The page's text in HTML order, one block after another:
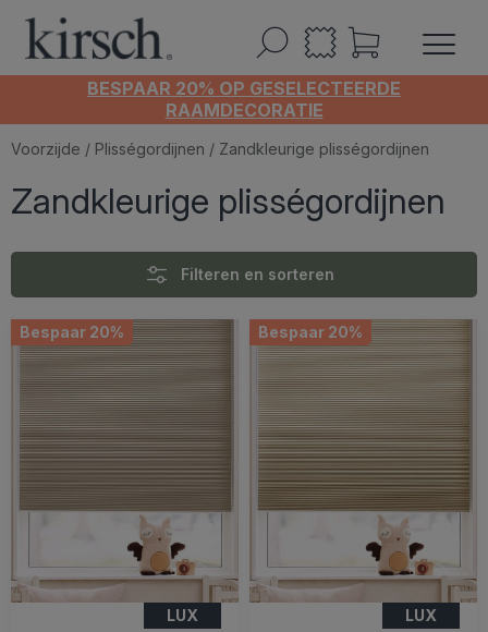
BESPAAR 20% OP GESELECTEERDE
RAAMDECORATIE
Voorzijde / Plisségordijnen / Zandkleurige plisségordijnen
Zandkleurige plisségordijnen
Filteren en sorteren
Bespaar 20%
LUX
Bespaar 20%
LUX